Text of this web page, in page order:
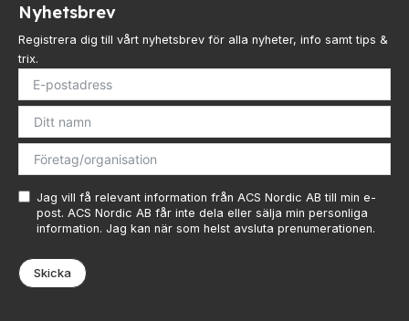
Nyhetsbrev
Registrera dig till vårt nyhetsbrev för alla nyheter, info samt tips &
trix.
Jag vill få relevant information från ACS Nordic AB till min e-
post. ACS Nordic AB får inte dela eller sälja min personliga
information. Jag kan när som helst avsluta prenumerationen.
Skicka